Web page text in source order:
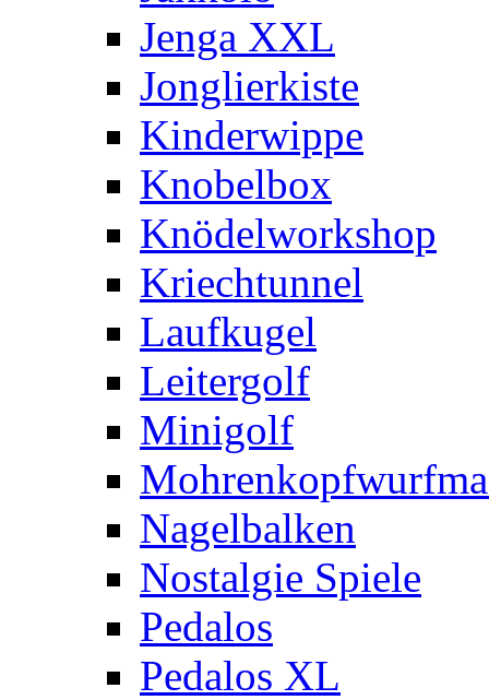
Jenga XXL
Jonglierkiste
Kinderwippe
Knobelbox
Knödelworkshop
Kriechtunnel
Laufkugel
Leitergolf
Minigolf
Nagelbalken
Nostalgie Spiele
Pedalos
Pedalos XL